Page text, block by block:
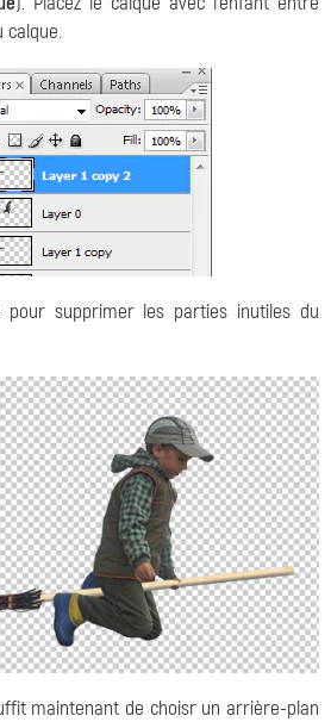
calque.
pour supprimer les parties inutiles du
maintenant de choisr un arrière-plan